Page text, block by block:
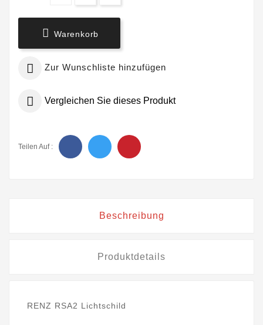
 Warenkorb
 Zur Wunschliste hinzufügen
 Vergleichen Sie dieses Produkt
Teilen Auf :
Beschreibung
Produktdetails
RENZ RSA2 Lichtschild